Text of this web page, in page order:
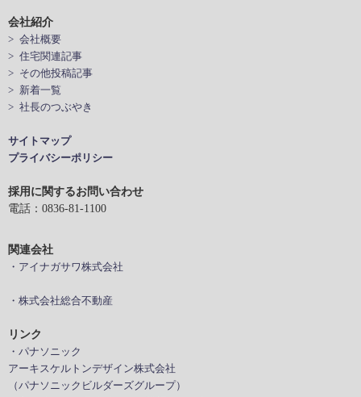
会社紹介
> 会社概要
> 住宅関連記事
> その他投稿記事
> 新着一覧
> 社長のつぶやき
サイトマップ
プライバシーポリシー
採用に関するお問い合わせ
電話：0836-81-1100
関連会社
・アイナガサワ株式会社
・株式会社総合不動産
リンク
・パナソニック
アーキスケルトンデザイン株式会社
（パナソニックビルダーズグループ）